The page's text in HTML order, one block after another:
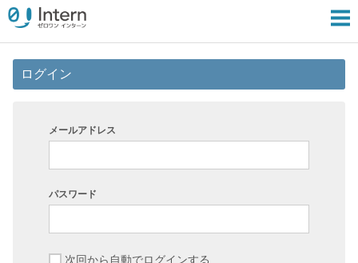
ログイン
メールアドレス
パスワード
次回から自動でログインする